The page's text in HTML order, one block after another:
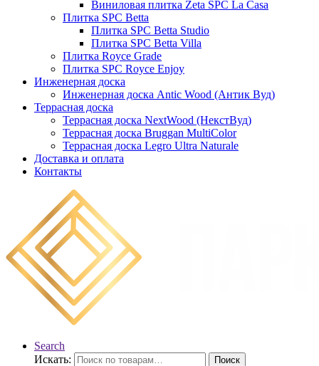
Виниловая плитка Zeta SPC La Casa
Плитка SPC Betta
Плитка SPC Betta Studio
Плитка SPC Betta Villa
Плитка Royce Grade
Плитка SPC Royce Enjoy
Инженерная доска
Инженерная доска Antic Wood (Антик Вуд)
Террасная доска
Террасная доска NextWood (НекстВуд)
Террасная доска Bruggan MultiColor
Террасная доска Legro Ultra Naturale
Доставка и оплата
Контакты
Search
Искать:
Поиск